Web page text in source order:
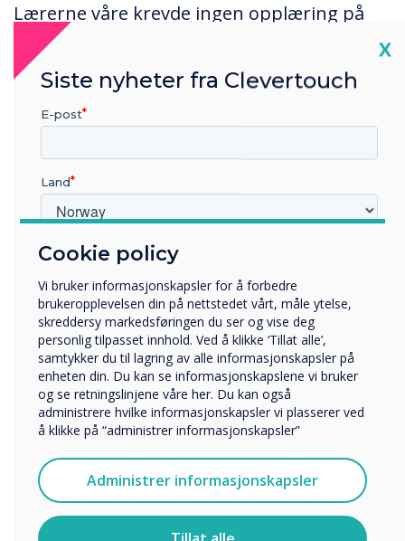
Lærerne våre krevde ingen opplæring på
Clevertouch; vi har virkelig hatt glede av å
oppdage alle de forskjellige funksjonene for
oss selv. Det er et veldig lett tilgjengelig sett,
så vi er sikre på å 'leke' med det og oppdage
Hva er dine fremtidsplaner?
Som skole har vi blitt helt imponert over
hvordan denne teknologien kan forbedre
klasserommene våre. Jeg gleder meg til å
fortsette vår Clevertouch-reise når vi bytter
ut flere skjermer i hele skolen. Jeg er så
spent på å se hvordan dette vil innebære
databehandling og IKT-ferdigheter i vår
daglige undervisning.
Cookie policy
Vi bruker informasjonskapsler for å forbedre
brukeropplevelsen din på nettstedet vårt, måle ytelse,
skreddersy markedsføringen du ser og vise deg
personlig tilpasset innhold. Ved å klikke ‘Tillat alle’,
samtykker du til lagring av alle informasjonskapsler på
enheten din. Du kan se informasjonskapslene vi bruker
og se retningslinjene våre her. Du kan også
administrere hvilke informasjonskapsler vi plasserer ved
å klikke på “administrer informasjonskapsler”
Administrer informasjonskapsler
X
Siste nyheter fra Clevertouch
E-post
Land
Hvilken bransje jobber du i?
Företag
Övriga
Selskapets navn
Vi vil gjerne kontakte deg angående våre produkter og
tjenester via e-post, telefon eller post.
Jeg godtar å motta kommunikasjon fra
Clevertouch.
For informasjon om hvordan vi samler inn og bruker
personopplysningene dine, se vår
personvernerklæring.